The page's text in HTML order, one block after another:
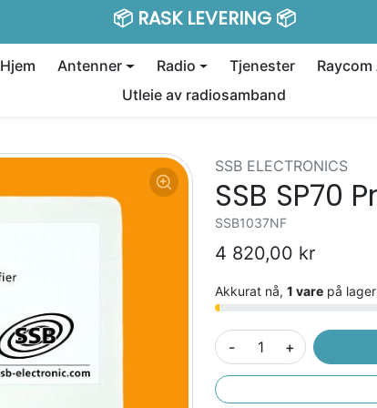
Ut Om:
Hjem Antenner Radio Tjenester
Raycom
Utleie av radiosamband
SSB ELECTRONICS
SSB SP70
SSB1037NF
4 820,00 kr
Akkurat nå, 1 vare på
- +